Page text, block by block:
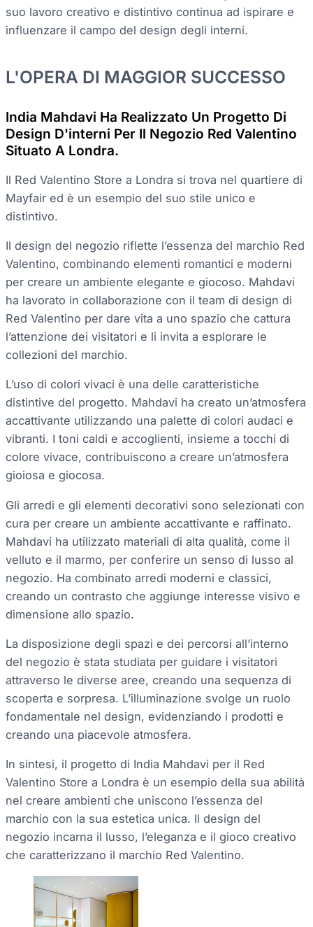
suo lavoro creativo e distintivo continua ad ispirare e
influenzare il campo del design degli interni.
L'OPERA DI MAGGIOR SUCCESSO
India Mahdavi Ha Realizzato Un Progetto Di
Design D'interni Per Il Negozio Red Valentino
Situato A Londra.
Il Red Valentino Store a Londra si trova nel quartiere di
Mayfair ed è un esempio del suo stile unico e
distintivo.
Il design del negozio riflette l’essenza del marchio Red
Valentino, combinando elementi romantici e moderni
per creare un ambiente elegante e giocoso. Mahdavi
ha lavorato in collaborazione con il team di design di
Red Valentino per dare vita a uno spazio che cattura
l’attenzione dei visitatori e li invita a esplorare le
collezioni del marchio.
L’uso di colori vivaci è una delle caratteristiche
distintive del progetto. Mahdavi ha creato un’atmosfera
accattivante utilizzando una palette di colori audaci e
vibranti. I toni caldi e accoglienti, insieme a tocchi di
colore vivace, contribuiscono a creare un’atmosfera
gioiosa e giocosa.
Gli arredi e gli elementi decorativi sono selezionati con
cura per creare un ambiente accattivante e raffinato.
Mahdavi ha utilizzato materiali di alta qualità, come il
velluto e il marmo, per conferire un senso di lusso al
negozio. Ha combinato arredi moderni e classici,
creando un contrasto che aggiunge interesse visivo e
dimensione allo spazio.
La disposizione degli spazi e dei percorsi all’interno
del negozio è stata studiata per guidare i visitatori
attraverso le diverse aree, creando una sequenza di
scoperta e sorpresa. L’illuminazione svolge un ruolo
fondamentale nel design, evidenziando i prodotti e
creando una piacevole atmosfera.
In sintesi, il progetto di India Mahdavi per il Red
Valentino Store a Londra è un esempio della sua abilità
nel creare ambienti che uniscono l’essenza del
marchio con la sua estetica unica. Il design del
negozio incarna il lusso, l’eleganza e il gioco creativo
che caratterizzano il marchio Red Valentino.